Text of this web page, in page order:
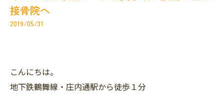
接骨院へ
2019/05/31
こんにちは。
地下鉄鶴舞線・庄内通駅から徒歩１分